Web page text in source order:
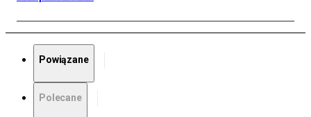
Powiązane
Polecane